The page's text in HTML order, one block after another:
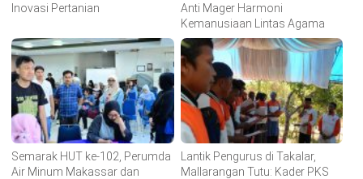
Inovasi Pertanian
Anti Mager Harmoni
Kemanusiaan Lintas Agama
Semarak HUT ke-102, Perumda
Air Minum Makassar dan
Lantik Pengurus di Takalar,
Mallarangan Tutu: Kader PKS